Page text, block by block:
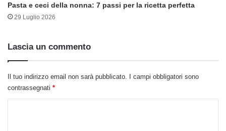
Pasta e ceci della nonna: 7 passi per la ricetta perfetta
29 Luglio 2026
Lascia un commento
Il tuo indirizzo email non sarà pubblicato.
I campi obbligatori sono
contrassegnati *